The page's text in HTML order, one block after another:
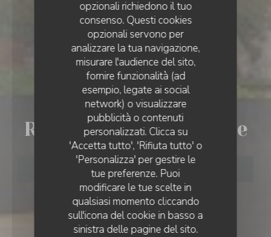
opzionali richiedono il tuo
consenso. Questi cookies
opzionali servono per
analizzare la tua navigazione,
misurare l'audience del sito,
fornire funzionalità (ad
esempio, legate ai social
network) o visualizzare
pubblicità o contenuti
personalizzati. Clicca su
'Accetta tutto', 'Rifiuta tutto' o
'Personalizza' per gestire le
tue preferenze. Puoi
modificare le tue scelte in
qualsiasi momento cliccando
sull'icona del cookie in basso a
sinistra delle pagine del sito.
• SION
Restaurant La Désalpe
PRENOTA
RESTAURANT LA DÉSALPE